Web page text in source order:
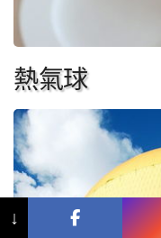
熱氣球
↓